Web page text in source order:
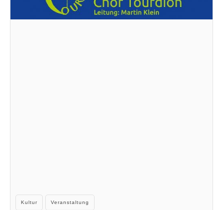
Kategorien
Kultur Veranstaltung